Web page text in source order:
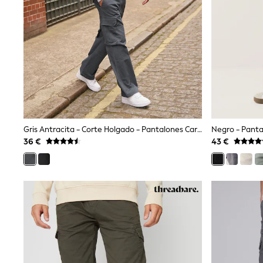
Baker by Ted Baker
Angel & Rocket
JoJo Maman Bébé
Occasionwear
Schoolwear
Partywear
Flower Girl
Bridesmaid
All Baby & Nursery
New in
Babygrows & Sleepsuits
Bodysuits
Sets & Outfits
Rompersuits & Dungarees
Shop All
A-Z Brands
New In
50 - 92cm
98 - 110cm
116 - 134cm
140 - 174cm
Gris Antracita - Corte Holgado - Pantalones Cargo En Tejido Elástico De Algodón
36 €
43 €